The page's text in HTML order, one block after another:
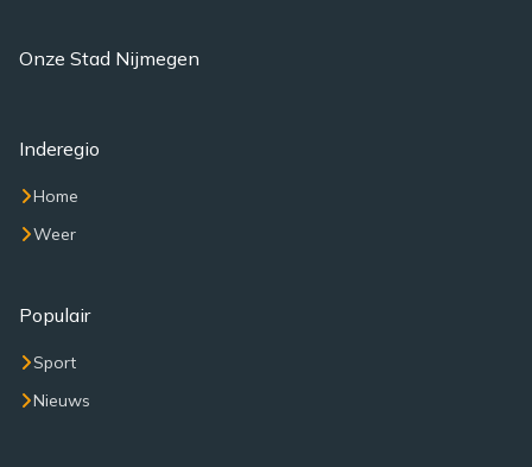
Onze Stad Nijmegen
Inderegio
Home
Weer
Populair
Sport
Nieuws